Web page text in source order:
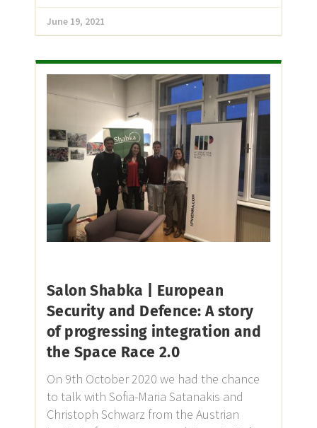
June 19, 2021
Salon Shabka | European
Security and Defence: A story
of progressing integration and
the Space Race 2.0
On 9th October 2020 we had the chance
to talk with Sofia-Maria Satanakis and
Christoph Schwarz from the Austrian